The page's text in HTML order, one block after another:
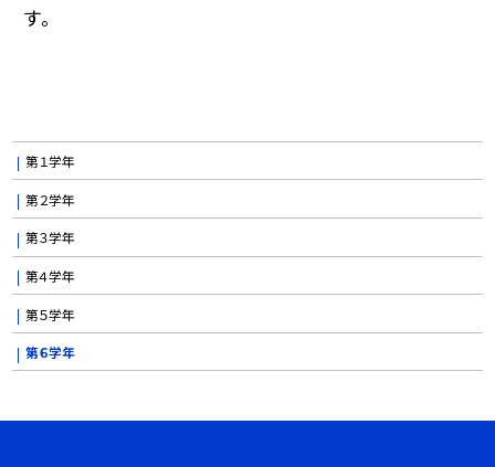
す。
第１学年
第２学年
第３学年
第４学年
第５学年
第６学年